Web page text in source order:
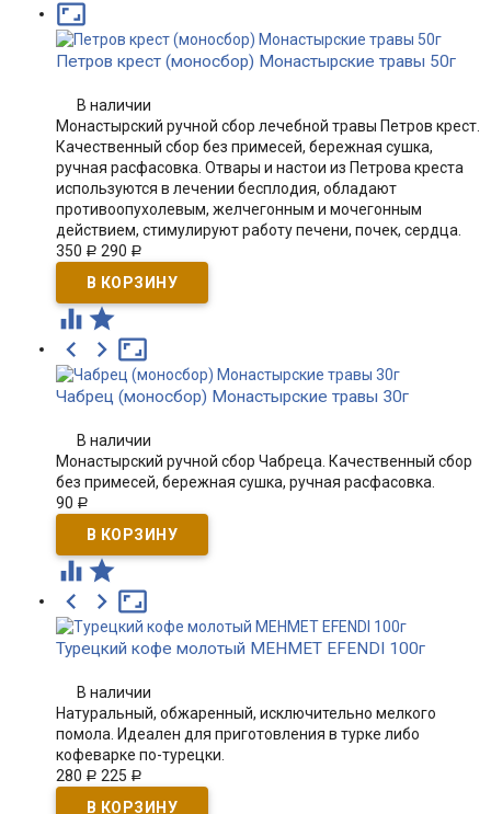

Петров крест (моносбор) Монастырские травы 50г
В наличии
Монастырский ручной сбор лечебной травы Петров крест.
Качественный сбор без примесей, бережная сушка,
ручная расфасовка. Отвары и настои из Петрова креста
используются в лечении бесплодия, обладают
противоопухолевым, желчегонным и мочегонным
действием, стимулируют работу печени, почек, сердца.
350 Р 290 Р
 

 
Чабрец (моносбор) Монастырские травы 30г
В наличии
Монастырский ручной сбор Чабреца. Качественный сбор
без примесей, бережная сушка, ручная расфасовка.
90 Р
 

 
Турецкий кофе молотый MEHMET EFENDI 100г
В наличии
Натуральный, обжаренный, исключительно мелкого
помола. Идеален для приготовления в турке либо
кофеварке по-турецки.
280 Р 225 Р